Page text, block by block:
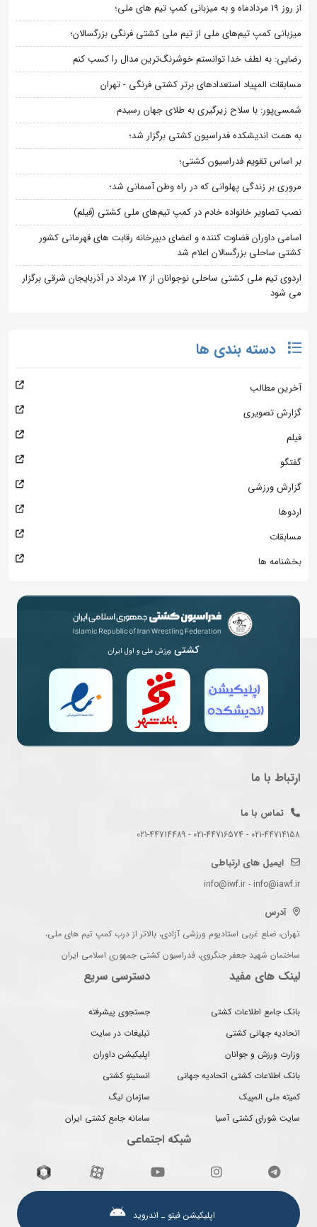
از روز 19 مردادماه و به میزبانی کمپ تیم های ملی؛
میزبانی کمپ تیم‌های ملی از تیم ملی کشتی فرنگی بزرگسالان؛
رضایی: به لطف خدا توانستم خوشرنگ‌ترین مدال را کسب کنم
مسابقات المپیاد استعدادهای برتر کشتی فرنگی - تهران
شمسی‌پور: با سلاح زیرگیری به طلای جهان رسیدم
به همت اندیشکده فدراسیون کشتی برگزار شد؛
بر اساس تقویم فدراسیون کشتی؛
مروری بر زندگی پهلوانی که در راه وطن آسمانی شد؛
نصب تصاویر خانواده خادم در کمپ تیم‌های ملی کشتی (فیلم)
اسامی داوران قضاوت کننده و اعضای دبیرخانه رقابت های قهرمانی کشور
کشتی ساحلی بزرگسالان اعلام شد
اردوی تیم ملی کشتی ساحلی نوجوانان از 17 مرداد در آذربایجان شرقی برگزار
می شود
دسته بندی ها
آخرین مطالب
گزارش تصویری
فیلم
گفتگو
گزارش ورزشی
اردوها
مسابقات
بخشنامه ها
کشتی ورزش ملی و اول ایران
ارتباط با ما
تماس با ما
021-44714158 - 021-44716574 - 021-44714489
ایمیل های ارتباطی
info@iwf.ir - info@iawf.ir
آدرس
تهران، ضلع غربی استادیوم ورزشی آزادی، بالاتر از درب کمپ تیم های ملی،
ساختمان شهید جعفر جنگروی، فدراسیون کشتی جمهوری اسلامی ایران
لینک های مفید
بانک جامع اطلاعات کشتی
اتحادیه جهانی کشتی
وزارت ورزش و جوانان
بانک اطلاعات کشتی اتحادیه جهانی
کمیته ملی المپیک
سایت شورای کشتی آسیا
دسترسی سریع
جستجوی پیشرفته
تبلیغات در سایت
اپلیکیشن داوران
انستیتو کشتی
سازمان لیگ
سامانه جامع کشتی ایران
شبکه اجتماعی
اپلیکیشن فیتو ـ اندروید